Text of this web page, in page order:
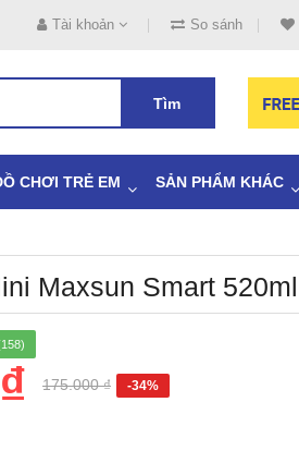
Tài khoản So sánh
Tìm
CHƠI TRẺ EM SẢN PHẨM KHÁC
Maxsun Smart 520ml
175.000 ₫ -34%